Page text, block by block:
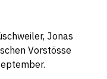
Jonas
Vorstösse